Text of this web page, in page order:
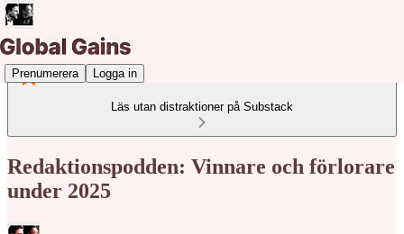
Prenumerera Logga in
Läs utan distraktioner på Substack
Redaktionspodden: Vinnare och förlorare
under 2025